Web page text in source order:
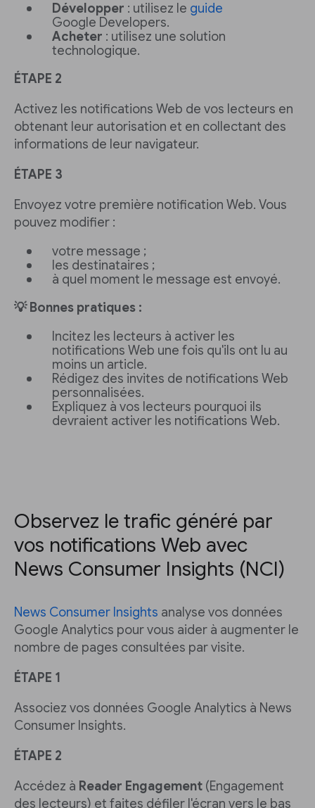
Développer : utilisez le guide
Google Developers.
Acheter : utilisez une solution
technologique.
ÉTAPE 2
Activez les notifications Web de vos lecteurs en
obtenant leur autorisation et en collectant des
informations de leur navigateur.
ÉTAPE 3
Envoyez votre première notification Web. Vous
pouvez modifier :
votre message ;
les destinataires ;
à quel moment le message est envoyé.
💡 Bonnes pratiques :
Incitez les lecteurs à activer les
notifications Web une fois qu'ils ont lu au
moins un article.
Rédigez des invites de notifications Web
personnalisées.
Expliquez à vos lecteurs pourquoi ils
devraient activer les notifications Web.
Observez le trafic généré par
vos notifications Web avec
News Consumer Insights (NCI)
News Consumer Insights analyse vos données
Google Analytics pour vous aider à augmenter le
nombre de pages consultées par visite.
ÉTAPE 1
Associez vos données Google Analytics à News
Consumer Insights.
ÉTAPE 2
Accédez à Reader Engagement (Engagement
des lecteurs) et faites défiler l'écran vers le bas